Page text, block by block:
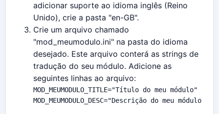
adicionar suporte ao idioma inglês (Reino
Unido), crie a pasta "en-GB".
Crie um arquivo chamado
"mod_meumodulo.ini" na pasta do idioma
desejado. Este arquivo conterá as strings de
tradução do seu módulo. Adicione as
seguintes linhas ao arquivo:
MOD_MEUMODULO_TITLE="Título do meu módulo"
MOD_MEUMODULO_DESC="Descrição do meu módulo"